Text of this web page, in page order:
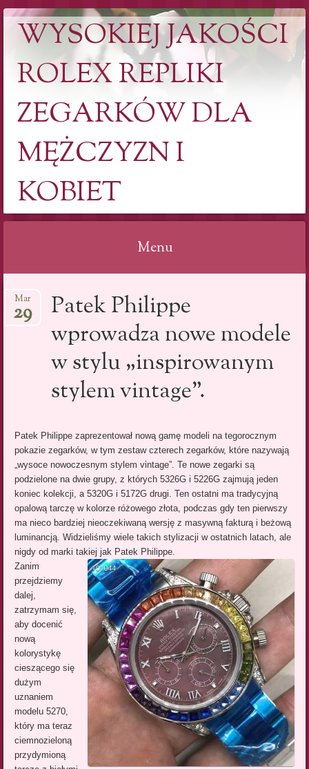
WYSOKIEJ JAKOŚCI
ROLEX REPLIKI
ZEGARKÓW DLA
MĘŻCZYZN I
KOBIET
Menu
Patek Philippe
wprowadza nowe modele
w stylu „inspirowanym
stylem vintage”.
Mar
29
Patek Philippe zaprezentował nową gamę modeli na tegorocznym
pokazie zegarków, w tym zestaw czterech zegarków, które nazywają
„wysoce nowoczesnym stylem vintage”. Te nowe zegarki są
podzielone na dwie grupy, z których 5326G i 5226G zajmują jeden
koniec kolekcji, a 5320G i 5172G drugi. Ten ostatni ma tradycyjną
opalową tarczę w kolorze różowego złota, podczas gdy ten pierwszy
ma nieco bardziej nieoczekiwaną wersję z masywną fakturą i beżową
luminancją. Widzieliśmy wiele takich stylizacji w ostatnich latach, ale
nigdy od marki takiej jak Patek Philippe.
Zanim
przejdziemy
dalej,
zatrzymam się,
aby docenić
nową
kolorystykę
cieszącego się
dużym
uznaniem
modelu 5270,
który ma teraz
ciemnozieloną
przydymioną